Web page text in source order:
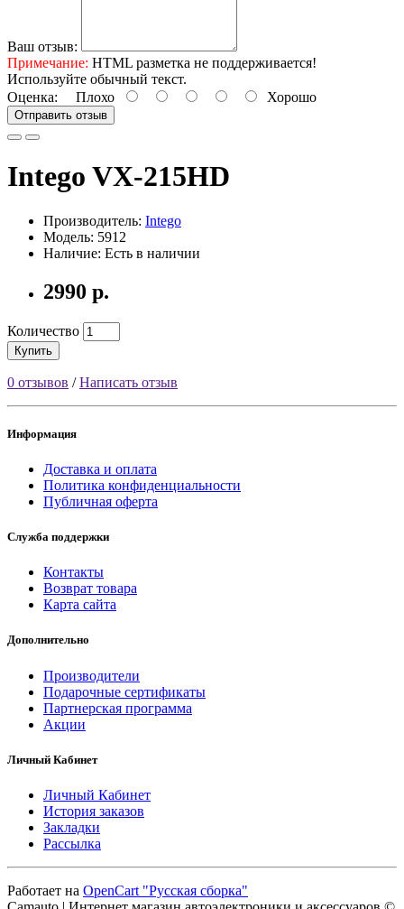
Ваш отзыв:
Примечание: HTML разметка не поддерживается!
Используйте обычный текст.
Оценка: Плохо Хорошо
Отправить отзыв
Intego VX-215HD
Производитель: Intego
Модель: 5912
Наличие: Есть в наличии
2990 р.
Количество
Купить
0 отзывов /Написать отзыв
Информация
Доставка и оплата
Политика конфиденциальности
Публичная оферта
Служба поддержки
Контакты
Возврат товара
Карта сайта
Дополнительно
Производители
Подарочные сертификаты
Партнерская программа
Акции
Личный Кабинет
Личный Кабинет
История заказов
Закладки
Рассылка
Работает на OpenCart "Русская сборка"